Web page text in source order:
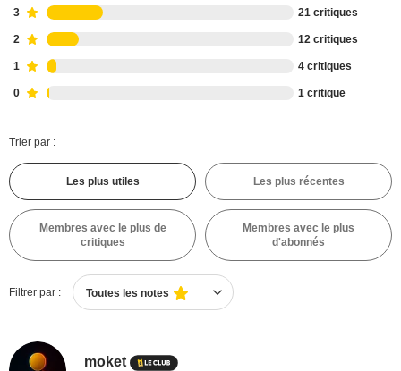
3 21 critiques
2 12 critiques
1 4 critiques
0 1 critique
Trier par :
Les plus utiles Les plus récentes
Membres avec le plus de
critiques
Membres avec le plus
d'abonnés
Filtrer par : Toutes les notes
moket